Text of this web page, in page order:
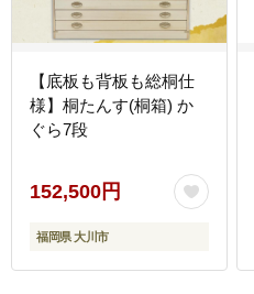
【底板も背板も総桐仕
様】桐たんす(桐箱) か
ぐら7段
152,500円
福岡県 大川市